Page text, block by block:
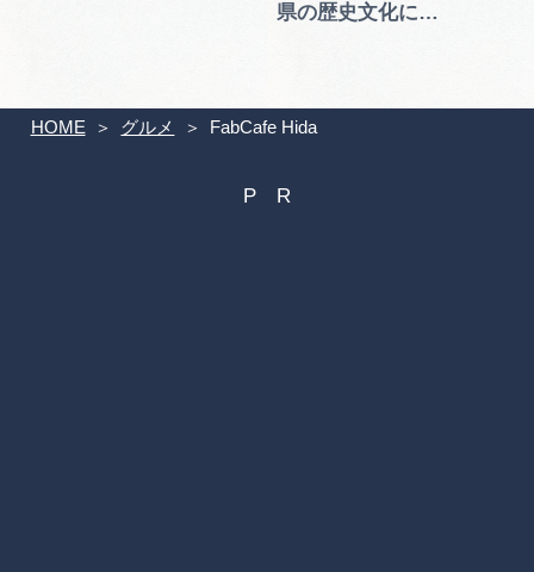
HOME グルメ FabCafe Hida
県の歴史文化に…